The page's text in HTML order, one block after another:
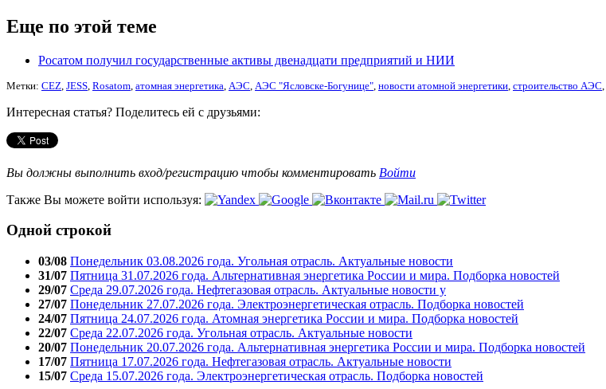
Еще по этой теме
Росатом получил государственные активы двенадцати предприятий и НИИ
Метки: CEZ JESS Rosatom атомная энергетика АЭС АЭС "Ясловске-Богунице" новости атомной энергетики строительство АЭС
Интересная статья? Поделитесь ей с друзьями:
Вы должны выполнить вход/регистрацию чтобы комментировать Войти
Также Вы можете войти используя:
Одной строкой
03/08 Понедельник 03.08.2026 года. Угольная отрасль. Актуальные новости
31/07 Пятница 31.07.2026 года. Альтернативная энергетика России и мира. Подборка новостей
29/07 Среда 29.07.2026 года. Нефтегазовая отрасль. Актуальные новости у
27/07 Понедельник 27.07.2026 года. Электроэнергетическая отрасль. Подборка новостей
24/07 Пятница 24.07.2026 года. Атомная энергетика России и мира. Подборка новостей
22/07 Среда 22.07.2026 года. Угольная отрасль. Актуальные новости
20/07 Понедельник 20.07.2026 года. Альтернативная энергетика России и мира. Подборка новостей
17/07 Пятница 17.07.2026 года. Нефтегазовая отрасль. Актуальные новости
15/07 Среда 15.07.2026 года. Электроэнергетическая отрасль. Подборка новостей